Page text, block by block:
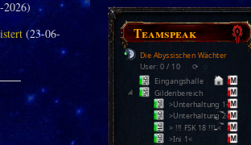
Teamspeak
Die Abyssischen Wächter
User: 0 / 10 ⟳
Eingangshalle
Gildenbereich
>Unterhaltung 1<
>Unterhaltung 2<
> !!! FSK 18 !!! <
>Ini 1<
(23-06-